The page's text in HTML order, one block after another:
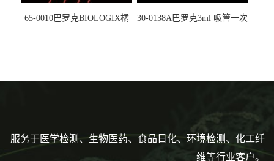
65-0010巴罗克BIOLOGIX橘
30-0138A巴罗克3ml 吸管一次
服务于医学检测、生物医药、食品日化、环境检测、化工纤
维等行业客户。